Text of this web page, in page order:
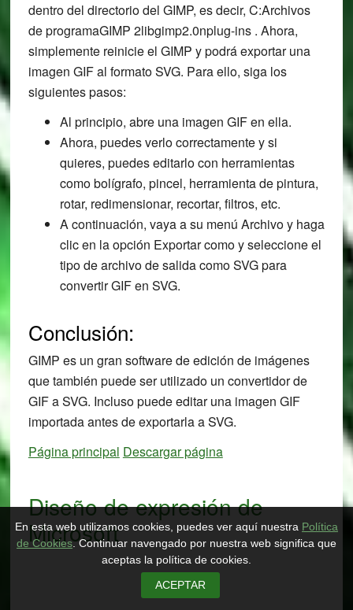
dentro del directorio del GIMP, es decir, C:Archivos
de programaGIMP 2libgimp2.0nplug-ins . Ahora,
simplemente reinicie el GIMP y podrá exportar una
imagen GIF al formato SVG. Para ello, siga los
siguientes pasos:
Al principio, abre una imagen GIF en ella.
Ahora, puedes verlo correctamente y si
quieres, puedes editarlo con herramientas
como bolígrafo, pincel, herramienta de pintura,
rotar, redimensionar, recortar, filtros, etc.
A continuación, vaya a su menú Archivo y haga
clic en la opción Exportar como y seleccione el
tipo de archivo de salida como SVG para
convertir GIF en SVG.
Conclusión:
GIMP es un gran software de edición de imágenes
que también puede ser utilizado un convertidor de
GIF a SVG. Incluso puede editar una imagen GIF
importada antes de exportarla a SVG.
Página principal Descargar página
Diseño de expresión de
Microsoft
En esta web utilizamos cookies, puedes ver aquí nuestra Política
de Cookies. Continuar navengado por nuestra web significa que
aceptas la política de cookies.
ACEPTAR